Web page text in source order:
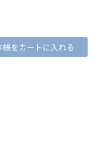
帳をカートに入れる